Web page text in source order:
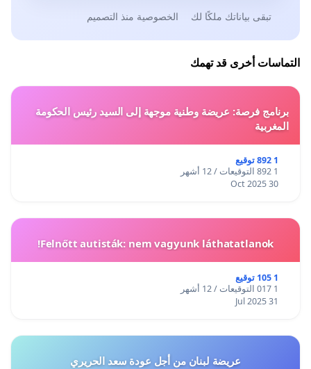
تبقى بياناتك ملكًا لك الخصوصية منذ التصميم
التماسات أخرى قد تهمك
برنامج فرصة: عريضة وطنية موجهة إلى السيد رئيس الحكومة
المغربية
1 892 توقيع
1 892 التوقيعات / 12 أشهر
30 Oct 2025
Felnőtt autisták: nem vagyunk láthatatlanok!
1 105 توقيع
1 017 التوقيعات / 12 أشهر
31 Jul 2025
عريضة لبنان من أجل عودة سعد الحريري